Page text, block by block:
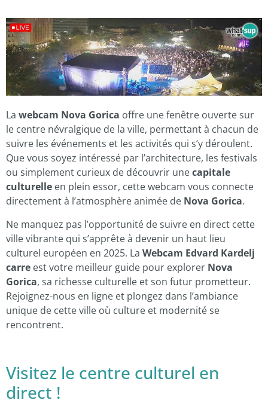
La webcam Nova Gorica offre une fenêtre ouverte sur
le centre névralgique de la ville, permettant à chacun de
suivre les événements et les activités qui s’y déroulent.
Que vous soyez intéressé par l’architecture, les festivals
ou simplement curieux de découvrir unecapitale
culturelle en plein essor, cette webcam vous connecte
directement à l’atmosphère animée de Nova Gorica.
Ne manquez pas l’opportunité de suivre en direct cette
ville vibrante qui s’apprête à devenir un haut lieu
culturel européen en 2025. La Webcam Edvard Kardelj
carre est votre meilleur guide pour explorer Nova
Gorica, sa richesse culturelle et son futur prometteur.
Rejoignez-nous en ligne et plongez dans l’ambiance
unique de cette ville où culture et modernité se
rencontrent.
Visitez le centre culturel en
direct !